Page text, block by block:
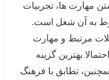
مهارت ها، تجربیات
به آن شغل است.
مرتبط و مهارت
بهترین گزینه
تطابق با فرهنگ